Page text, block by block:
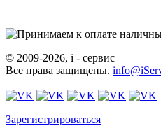
© 2009-2026, i - сервис
Все права защищены.
Зарегистрироваться